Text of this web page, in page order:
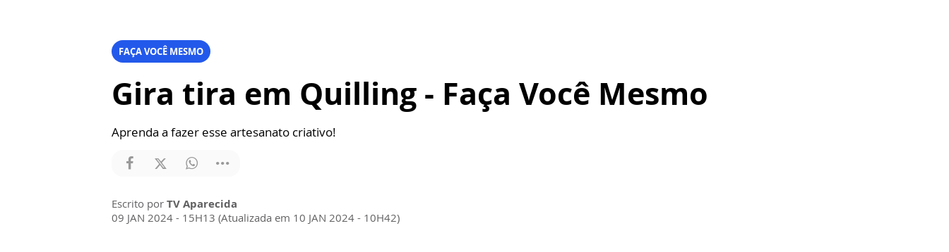
FAÇA VOCÊ MESMO
Gira tira em Quilling - Faça Você Mesmo
Aprenda a fazer esse artesanato criativo!
Escrito por TV Aparecida
09 JAN 2024 - 15H13 (Atualizada em 10 JAN 2024 - 10H42)